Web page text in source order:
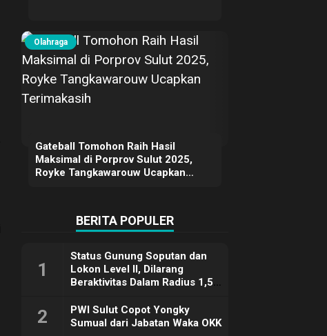
Olahraga
Gateball Tomohon Raih Hasil
Maksimal di Porprov Sulut 2025,
Royke Tangkawarouw Ucapkan
BERITA POPULER
1
Status Gunung Soputan dan
Lokon Level II, Dilarang
Beraktivitas Dalam Radius 1,5
2
PWI Sulut Copot Yongky
Sumual dari Jabatan Waka OKK